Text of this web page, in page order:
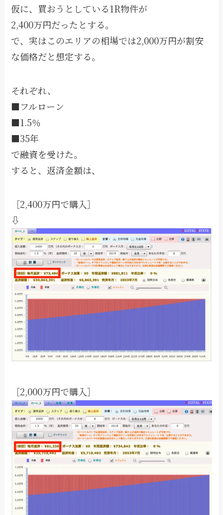
仮に、買おうとしている1R物件が
2,400万円だったとする。
で、実はこのエリアの相場では2,000万円が割安
な価格だと想定する。
それぞれ、
■フルローン
■1.5％
■35年
で融資を受けた。
すると、返済金額は、
［2,400万円で購入］
⇩
［2,000万円で購入］